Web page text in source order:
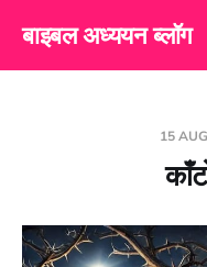
बाइबल अध्ययन ब्लॉग
15